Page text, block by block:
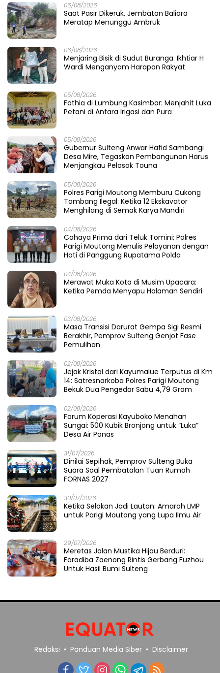
06/08/2026
Saat Pasir Dikeruk, Jembatan Baliara
Meratap Menunggu Ambruk
06/08/2026
Menjaring Bisik di Sudut Buranga: Ikhtiar H
Wardi Menganyam Harapan Rakyat
05/08/2026
Fathia di Lumbung Kasimbar: Menjahit Luka
Petani di Antara Irigasi dan Pura
05/08/2026
Gubernur Sulteng Anwar Hafid Sambangi
Desa Mire, Tegaskan Pembangunan Harus
Menjangkau Pelosok Touna
05/08/2026
Polres Parigi Moutong Memburu Cukong
Tambang Ilegal: Ketika 12 Ekskavator
Menghilang di Semak Karya Mandiri
04/08/2026
Cahaya Prima dari Teluk Tomini: Polres
Parigi Moutong Menulis Pelayanan dengan
Hati di Panggung Rupatama Polda
04/08/2026
Merawat Muka Kota di Musim Upacara:
Ketika Pemda Menyapu Halaman Sendiri
03/08/2026
Masa Transisi Darurat Gempa Sigi Resmi
Berakhir, Pemprov Sulteng Genjot Fase
Pemulihan
02/08/2026
Jejak Kristal dari Kayumalue Terputus di Km
14: Satresnarkoba Polres Parigi Moutong
Bekuk Dua Pengedar Sabu 4,79 Gram
02/08/2026
Forum Koperasi Kayuboko Menahan
Sungai: 500 Kubik Bronjong untuk “Luka”
Desa Air Panas
31/07/2026
Dinilai Sepihak, Pemprov Sulteng Buka
Suara Soal Pembatalan Tuan Rumah
FORNAS 2027
30/07/2026
Ketika Selokan Jadi Lautan: Amarah LMP
untuk Parigi Moutong yang Lupa Ilmu Air
29/07/2026
Meretas Jalan Mustika Hijau Berduri:
Faradiba Zaenong Rintis Gerbang Fuzhou
Untuk Hasil Bumi Sulteng
Redaksi Panduan Media Siber Disclaimer